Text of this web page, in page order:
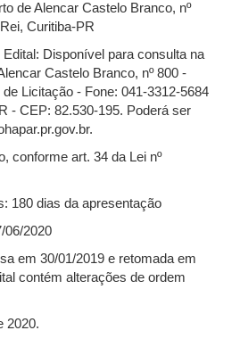
de Alencar Castelo Branco, nº
Curitiba-PR
Disponível para consulta na
Castelo Branco, nº 800 -
Licitação - Fone: 041-3312-5684
- CEP: 82.530-195. Poderá ser
conforme art. 34 da Lei nº
180 dias da apresentação
06/2020
em 30/01/2019 e retomada em
contém alterações de ordem
2020.